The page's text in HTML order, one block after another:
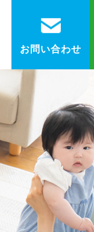
お問い合わせ